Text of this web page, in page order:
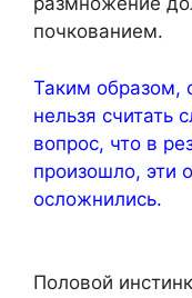
почкованием.
Таким образом,
нельзя считать
вопрос, что в
произошло, эти
осложнились.
Половой